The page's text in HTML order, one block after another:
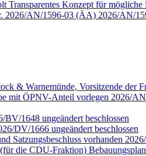
Konzept für
2026/AN/1596-03 (ÄA) 2026/AN/
& Warnemünde, Vorsitzende
mit ÖPNV-Anteil vorlegen 2026/
1648 ungeändert beschlossen
DV/1666 ungeändert beschlossen
Satzungsbeschluss vorhanden
die CDU-Fraktion)